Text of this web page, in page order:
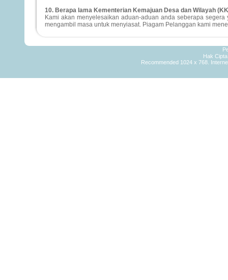
10. Berapa lama Kementerian Kemajuan Desa dan Wilayah
Kami akan menyelesaikan aduan-aduan anda seberapa
mengambil masa untuk menyiasat. Piagam Pelanggan kami
Hak
Recommended 1024 x 768.